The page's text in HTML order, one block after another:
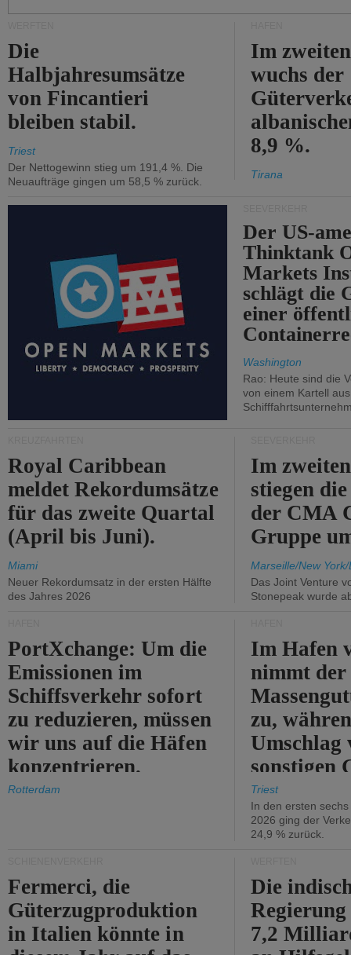
Die
Halbjahresumsätze
von Fincantieri
bleiben stabil.
Triest
Der Nettogewinn stieg um 191,4 %. Die
Neuaufträge gingen um 58,5 % zurück.
Im
wuchs der
8,9 %.
Tirana
Der US-
Thinktank
Markets
schlägt die
einer
Washington
Rao: Heute sind die
von einem Kartell
Royal Caribbean
meldet Rekordumsätze
für das zweite Quartal
(April bis Juni).
Miami
Neuer Rekordumsatz in der ersten Hälfte
des Jahres 2026
Im
stiegen
der CMA
Gruppe
Marseille/New
Das Joint Venture
Stonepeak wurde
PortXchange: Um die
Emissionen im
Schiffsverkehr sofort
zu reduzieren, müssen
wir uns auf die Häfen
konzentrieren.
Rotterdam
Im Hafen
nimmt der
zu,
Umschlag
sonstigen
abnimmt.
Triest
In den ersten
2026 ging der
24,9 % zurück.
Fermerci, die
Güterzugproduktion
in Italien könnte in
Die
7,2